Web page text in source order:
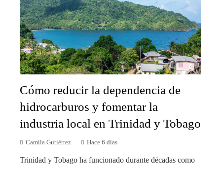
Cómo reducir la dependencia de
hidrocarburos y fomentar la
industria local en Trinidad y Tobago
Camila Gutiérrez Hace 6 días
Trinidad y Tobago ha funcionado durante décadas como